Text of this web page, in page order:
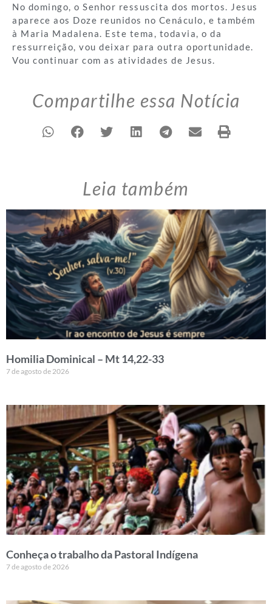
No domingo, o Senhor ressuscita dos mortos. Jesus
aparece aos Doze reunidos no Cenáculo, e também
à Maria Madalena. Este tema, todavia, o da
ressurreição, vou deixar para outra oportunidade.
Vou continuar com as atividades de Jesus.
Compartilhe essa Notícia
Leia também
Homilia Dominical – Mt 14,22-33
7 de agosto de 2026
Conheça o trabalho da Pastoral Indígena
7 de agosto de 2026